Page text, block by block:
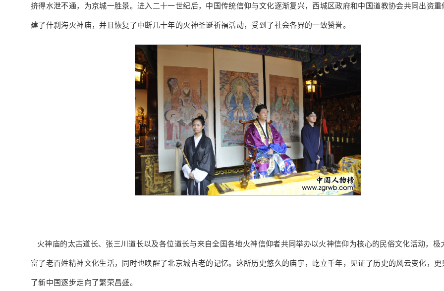
挤得水泄不通，为京城一胜景。进入二十一世纪后，中国传统信仰与文化逐渐复兴，西城区政府和中国道教协会共同出资重
建了什刹海火神庙，并且恢复了中断几十年的火神圣诞祈福活动，受到了社会各界的一致赞誉。
火神庙的太古道长、张三川道长以及各位道长与来自全国各地火神信仰者共同举办以火神信仰为核心的民俗文化活动，极
富了老百姓精神文化生活，同时也唤醒了北京城古老的记忆。这所历史悠久的庙宇，屹立千年，见证了历史的风云变化，更
了新中国逐步走向了繁荣昌盛。